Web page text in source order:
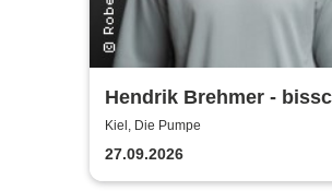
Hendrik Brehmer -
reingesteigert
Kiel, Die Pumpe
27.09.2026